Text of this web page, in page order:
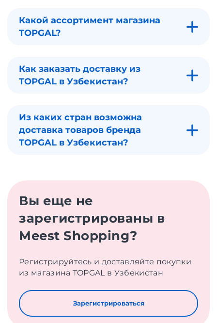
Какой ассортимент магазина
TOPGAL?
Как заказать доставку из
TOPGAL в Узбекистан?
Из каких стран возможна
доставка товаров бренда
TOPGAL в Узбекистан?
Вы еще не
зарегистрированы в
Meest Shopping?
Регистрируйтесь и доставляйте покупки
из магазина TOPGAL в Узбекистан
Зарегистрироваться